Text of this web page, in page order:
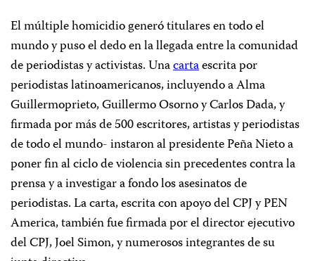
El múltiple homicidio generó titulares en todo el
mundo y puso el dedo en la llegada entre la comunidad
de periodistas y activistas. Unacartaescrita por
periodistas latinoamericanos, incluyendo a Alma
Guillermoprieto, Guillermo Osorno y Carlos Dada, y
firmada por más de 500 escritores, artistas y periodistas
de todo el mundo- instaron al presidente Peña Nieto a
poner fin al ciclo de violencia sin precedentes contra la
prensa y a investigar a fondo los asesinatos de
periodistas. La carta, escrita con apoyo del CPJ y PEN
America, también fue firmada por el director ejecutivo
del CPJ, Joel Simon, y numerosos integrantes de su